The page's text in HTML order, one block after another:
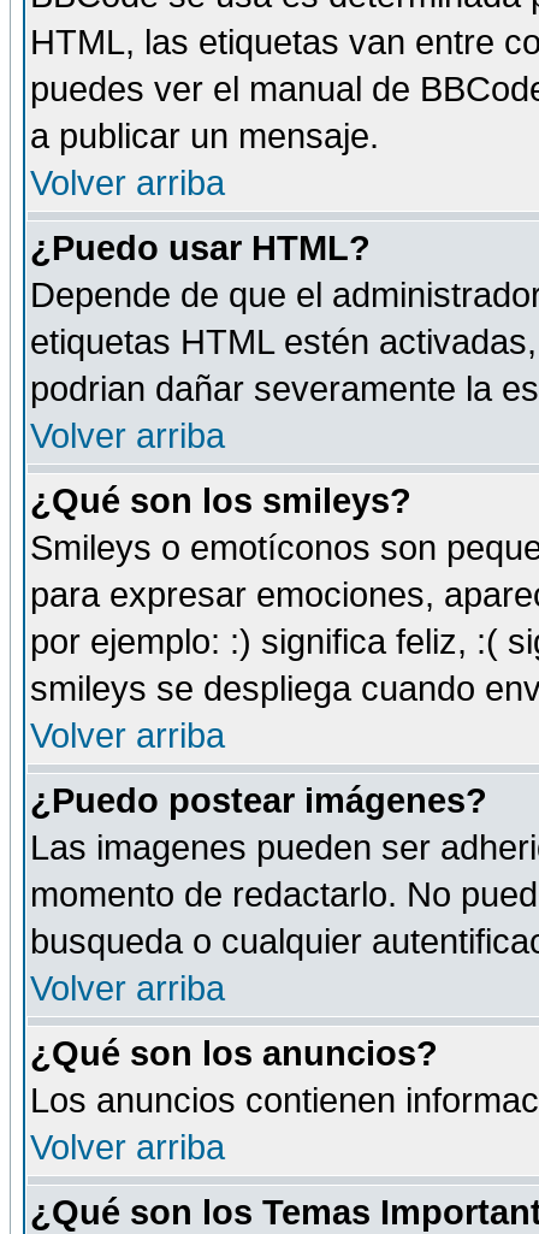
HTML, las etiquetas van entre
puedes ver el manual de
a publicar un mensaje.
Volver arriba
¿Puedo usar HTML?
Depende de que el
etiquetas HTML estén
podrian dañar severamente la
Volver arriba
¿Qué son los smileys?
Smileys o emotíconos son
para expresar emociones,
por ejemplo: :) significa feliz, :(
smileys se despliega cuando
Volver arriba
¿Puedo postear imágenes?
Las imagenes pueden ser
momento de redactarlo. No
busqueda o cualquier
Volver arriba
¿Qué son los anuncios?
Los anuncios contienen
Volver arriba
¿Qué son los Temas